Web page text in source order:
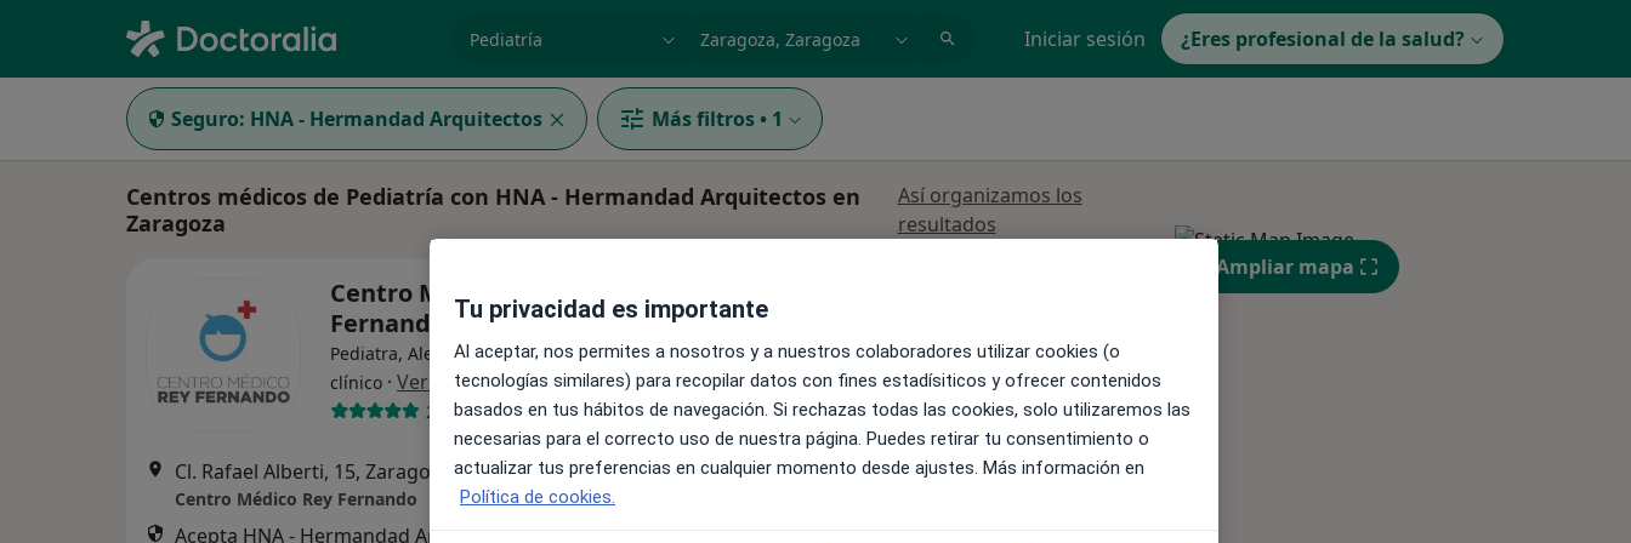
especialidad, enfermedad o nombre Iniciar sesión ¿Eres profesional de la salud?
Seguro: HNA - Hermandad Arquitectos Más filtros • 1
Centros médicos de Pediatría con HNA - Hermandad Arquitectos en
Zaragoza
Así organizamos los
resultados
Centro Médico Rey
Fernando
Pediatra, Alergólogo, Analista
clínico · Ver más
220 opiniones
Cl. Rafael Alberti, 15, Zaragoza •Mapa
Centro Médico Rey Fernando
Acepta HNA - Hermandad Arquitectos
Ampliar mapa
Tu privacidad es importante
Al aceptar, nos permites a nosotros y a nuestros colaboradores utilizar cookies (o
tecnologías similares) para recopilar datos con fines estadísiticos y ofrecer contenidos
basados en tus hábitos de navegación. Si rechazas todas las cookies, solo utilizaremos las
necesarias para el correcto uso de nuestra página. Puedes retirar tu consentimiento o
actualizar tus preferencias en cualquier momento desde ajustes. Más información en
Política de cookies.